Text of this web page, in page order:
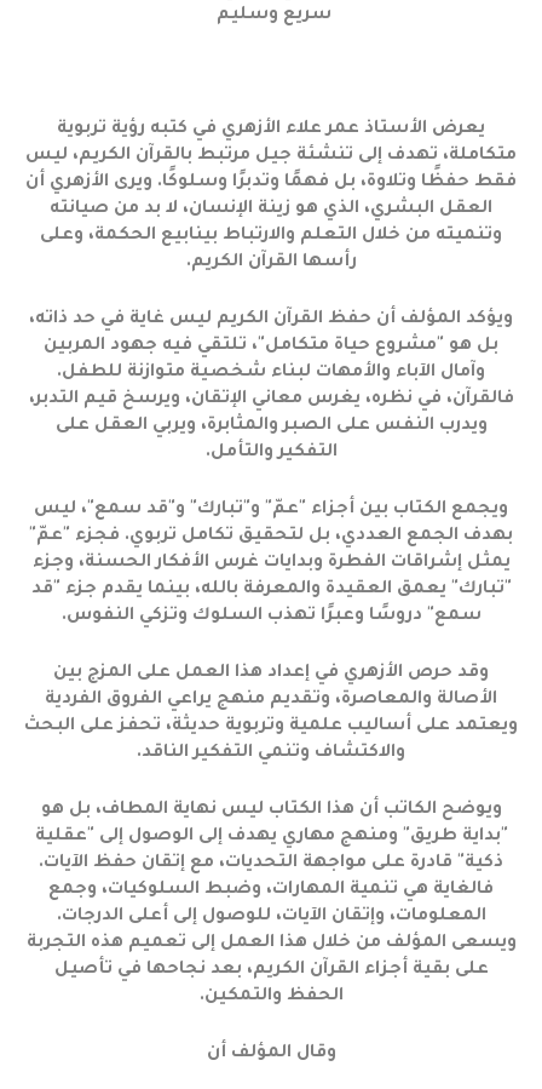
سريع وسليم
يعرض الأستاذ عمر علاء الأزهري في كتبه رؤية تربوية
متكاملة، تهدف إلى تنشئة جيل مرتبط بالقرآن الكريم، ليس
فقط حفظًا وتلاوة، بل فهمًا وتدبرًا وسلوكًا. ويرى الأزهري أن
العقل البشري، الذي هو زينة الإنسان، لا بد من صيانته
وتنميته من خلال التعلم والارتباط بينابيع الحكمة، وعلى
رأسها القرآن الكريم.
ويؤكد المؤلف أن حفظ القرآن الكريم ليس غاية في حد ذاته،
بل هو "مشروع حياة متكامل"، تلتقي فيه جهود المربين
وآمال الآباء والأمهات لبناء شخصية متوازنة للطفل.
فالقرآن، في نظره، يغرس معاني الإتقان، ويرسخ قيم التدبر،
ويدرب النفس على الصبر والمثابرة، ويربي العقل على
التفكير والتأمل.
ويجمع الكتاب بين أجزاء "عمّ" و"تبارك" و"قد سمع"، ليس
بهدف الجمع العددي، بل لتحقيق تكامل تربوي. فجزء "عمّ"
يمثل إشراقات الفطرة وبدايات غرس الأفكار الحسنة، وجزء
"تبارك" يعمق العقيدة والمعرفة بالله، بينما يقدم جزء "قد
سمع" دروسًا وعبرًا تهذب السلوك وتزكي النفوس.
وقد حرص الأزهري في إعداد هذا العمل على المزج بين
الأصالة والمعاصرة، وتقديم منهج يراعي الفروق الفردية
ويعتمد على أساليب علمية وتربوية حديثة، تحفز على البحث
والاكتشاف وتنمي التفكير الناقد.
ويوضح الكاتب أن هذا الكتاب ليس نهاية المطاف، بل هو
"بداية طريق" ومنهج مهاري يهدف إلى الوصول إلى "عقلية
ذكية" قادرة على مواجهة التحديات، مع إتقان حفظ الآيات.
فالغاية هي تنمية المهارات، وضبط السلوكيات، وجمع
المعلومات، وإتقان الآيات، للوصول إلى أعلى الدرجات.
ويسعى المؤلف من خلال هذا العمل إلى تعميم هذه التجربة
على بقية أجزاء القرآن الكريم، بعد نجاحها في تأصيل
الحفظ والتمكين.
وقال المؤلف أن